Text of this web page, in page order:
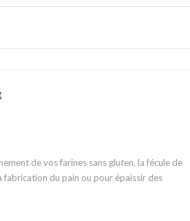
de vos farines sans gluten, la fécule de
du pain ou pour épaissir des